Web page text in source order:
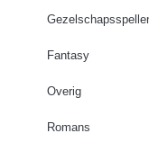
Fantasy
Overig
Romans